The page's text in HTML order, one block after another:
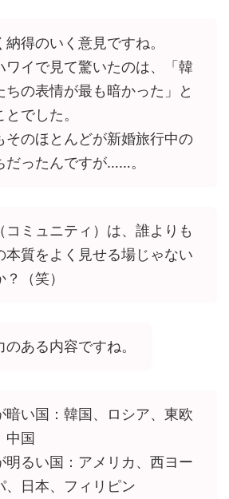
納得のいく意見ですね。
ワイで見て驚いたのは、「韓
ちの表情が最も暗かった」と
とでした。
そのほとんどが新婚旅行中の
だったんですが……。
コミュニティ）は、誰よりも
本質をよく見せる場じゃない
（笑）
のある内容ですね。
暗い国：韓国、ロシア、東欧
中国
明るい国：アメリカ、西ヨー
、日本、フィリピン